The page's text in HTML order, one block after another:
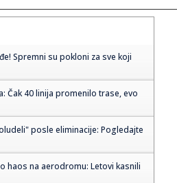
Spremni su pokloni za sve koji
Čak 40 linija promenilo trase, evo
posle eliminacije: Pogledajte
haos na aerodromu: Letovi kasnili